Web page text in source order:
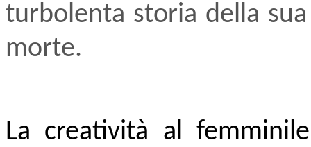
turbolenta storia della
morte.
La creatività al